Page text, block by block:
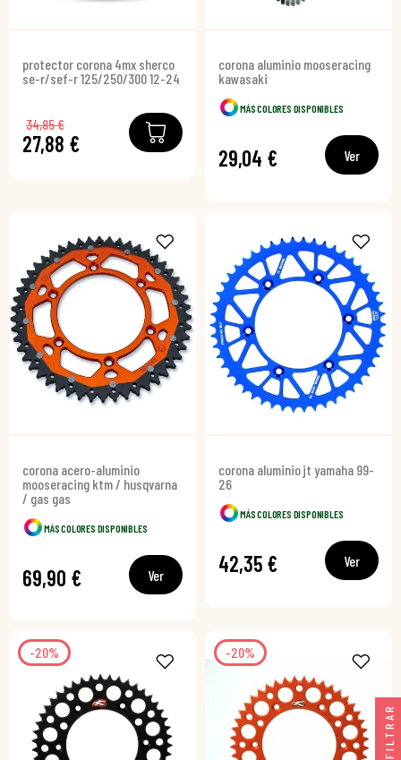
protector corona 4mx sherco
se-r/sef-r 125/250/300 12-24
27,88 €
34,85 €
corona aluminio mooseracing
kawasaki
MÁS COLORES DISPONIBLES
29,04 € Ver
corona acero-aluminio
mooseracing ktm / husqvarna
/ gas gas
MÁS COLORES DISPONIBLES
69,90 € Ver
corona aluminio jt yamaha 99-
26
MÁS COLORES DISPONIBLES
42,35 € Ver
-20% -20%
FILTRAR